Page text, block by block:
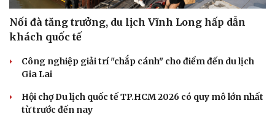
Nối đà tăng trưởng, du lịch Vĩnh Long hấp dẫn
khách quốc tế
Công nghiệp giải trí "chắp cánh" cho điểm đến du lịch
Gia Lai
Hội chợ Du lịch quốc tế TP.HCM 2026 có quy mô lớn nhất
từ trước đến nay